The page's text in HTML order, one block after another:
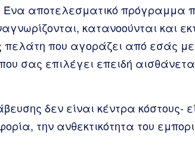
Ένα αποτελεσματικό πρόγραμμα
κατανοούνται και
πελάτη που αγοράζει από εσάς
σας επιλέγει επειδή
δεν είναι κέντρα κόστους-
την ανθεκτικότητα του